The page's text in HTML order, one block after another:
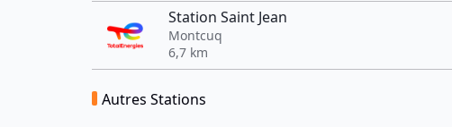
Station Saint Jean
Montcuq
6,7 km
Autres Stations